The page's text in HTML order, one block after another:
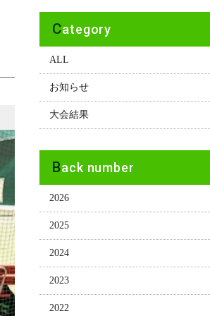
Category
ALL
お知らせ
大会結果
Back number
2026
2025
2024
2023
2022